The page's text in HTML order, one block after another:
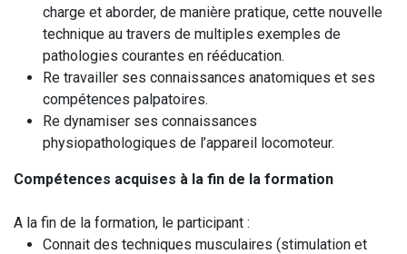
charge et aborder, de manière pratique, cette nouvelle
technique au travers de multiples exemples de
pathologies courantes en rééducation.
Re travailler ses connaissances anatomiques et ses
compétences palpatoires.
Re dynamiser ses connaissances
physiopathologiques de l’appareil locomoteur.
Compétences acquises à la fin de la formation
A la fin de la formation, le participant :
Connait des techniques musculaires (stimulation et